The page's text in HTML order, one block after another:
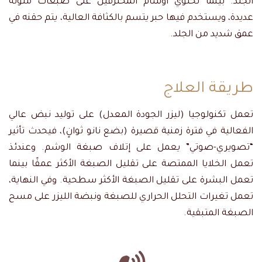
الجلد. بينما تحتوي أوشام المحترفين على صبغات ملونة
عديدة، ويستخدم فيها حبر يتسم بالكثافة العالية، يتم حقنه في
عمق شديد من الجلد.
طريقة العلاج
تعمل تكنولوجيا (ليزر الجودة المعدل) على توليد نبض عالي
الفعالية في فترة زمنية قصيرة (بضع نانو ثوانٍ)، فيحدث تأثير
“تصويري-صوتي” يعمل على إتلاف صبغة الوشم. وعندئذ
تعمل الخلايا الممتصة على تقليل الصبغة الأكثر عمقًا بينما
تعمل البشرة على تقليل الصبغة الأكثر سطحية. وفي النهاية،
تعمل تغيرات التحلل الحراري للصبغة ونبضة الليزر على مسح
الصبغة المتبقية.